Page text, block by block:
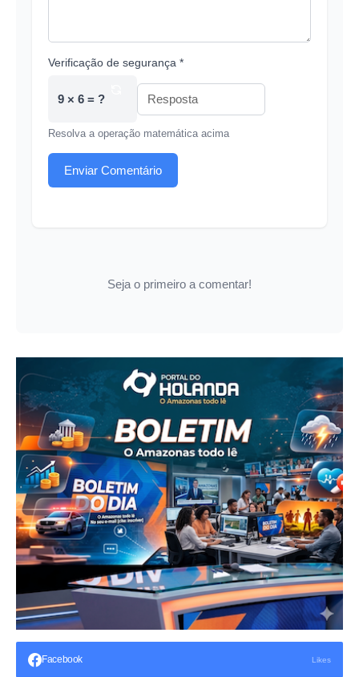
Verificação de segurança *
9 × 6 = ?
Resolva a operação matemática acima
Enviar Comentário
Seja o primeiro a comentar!
Facebook Likes